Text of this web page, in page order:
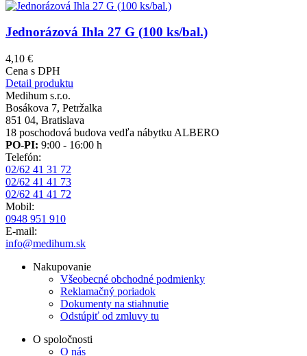
Jednorázová Ihla 27 G (100 ks/bal.)
4,10 €
Cena s DPH
Detail produktu
Medihum s.r.o.
Bosákova 7, Petržalka
851 04, Bratislava
18 poschodová budova vedľa nábytku ALBERO
PO-PI: 9:00 - 16:00 h
Telefón:
02/62 41 31 72
02/62 41 41 73
02/62 41 41 72
Mobil:
0948 951 910
E-mail:
info@medihum.sk
Nakupovanie
Všeobecné obchodné podmienky
Reklamačný poriadok
Dokumenty na stiahnutie
Odstúpiť od zmluvy tu
O spoločnosti
O nás